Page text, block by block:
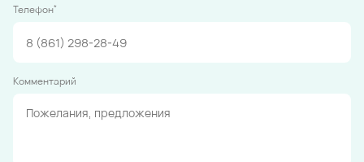
Телефон*
Комментарий